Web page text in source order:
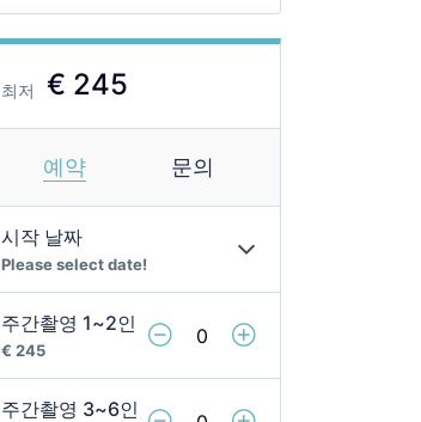
최저 € 245
예약 문의
시작 날짜
Please select date!
주간촬영 1~2인
€ 245 ㅤㅤㅤ
주간촬영 3~6인